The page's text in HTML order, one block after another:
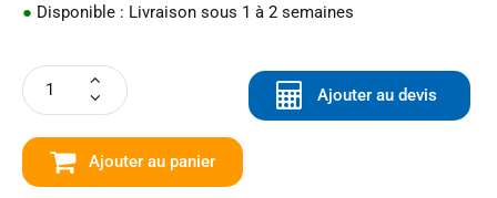
● Disponible : Livraison sous 1 à 2 semaines
Ajouter au panier
Ajouter au devis